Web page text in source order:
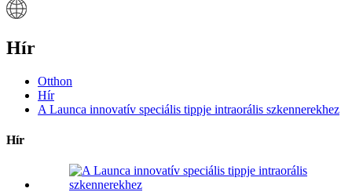
Hír
Otthon
Hír
A Launca innovatív speciális tippje intraorális szkennerekhez
Hír